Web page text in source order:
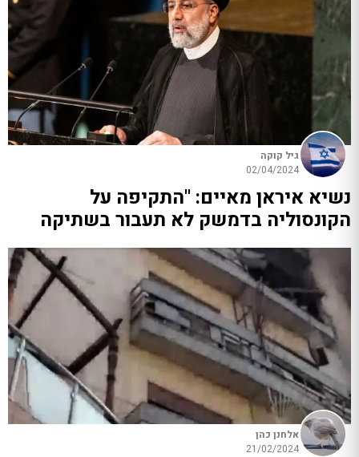
גיל קוקה
02/04/2024
נשיא איראן מאיים: "התקיפה על
הקונסוליה בדמשק לא תעבור בשתיקה
אלחנן כהן
21/02/2024